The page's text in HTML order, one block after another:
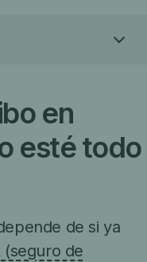
en
esté todo
de si ya
(seguro de